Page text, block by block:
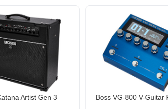
Artist Gen 3 Boss VG-800 V-Guitar